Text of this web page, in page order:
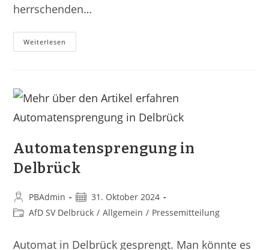
herrschenden…
Weiterlesen
Automatensprengung in
Delbrück
PBAdmin
31. Oktober 2024
AfD SV Delbrück / Allgemein / Pressemitteilung
Automat in Delbrück gesprengt. Man könnte es